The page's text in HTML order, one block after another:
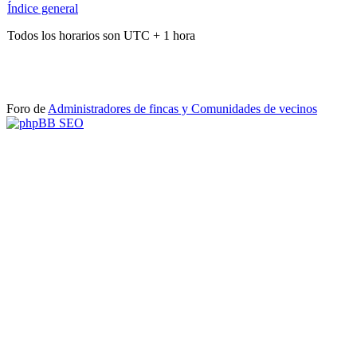
Índice general
Todos los horarios son UTC + 1 hora
Foro de Administradores de fincas y Comunidades de vecinos